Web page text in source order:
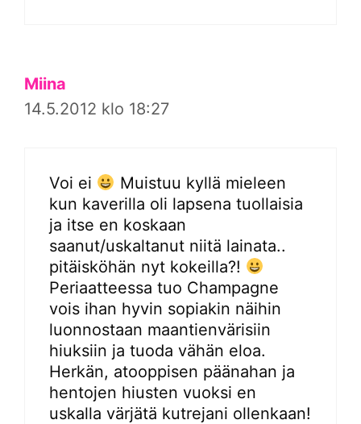
Miina
14.5.2012 klo 18:27
Voi ei
Muistuu kyllä mieleen
kun kaverilla oli lapsena tuollaisia
ja itse en koskaan
saanut/uskaltanut niitä lainata..
pitäisköhän nyt kokeilla?!
Periaatteessa tuo Champagne
vois ihan hyvin sopiakin näihin
luonnostaan maantienvärisiin
hiuksiin ja tuoda vähän eloa.
Herkän, atooppisen päänahan ja
hentojen hiusten vuoksi en
uskalla värjätä kutrejani ollenkaan!